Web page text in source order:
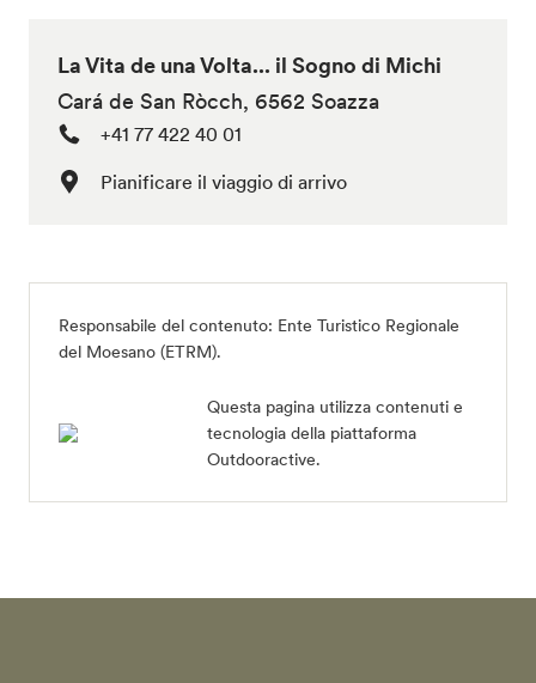
La Vita de una Volta... il Sogno di Michi
Cará de San Ròcch, 6562 Soazza
+41 77 422 40 01
Pianificare il viaggio di arrivo
Responsabile del contenuto: Ente Turistico Regionale
del Moesano (ETRM).
Questa pagina utilizza contenuti e
tecnologia della piattaforma
Outdooractive.